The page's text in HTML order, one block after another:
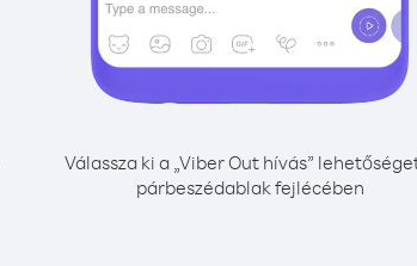
Válassza ki a „Viber Out hívás”
párbeszédablak fejlécében